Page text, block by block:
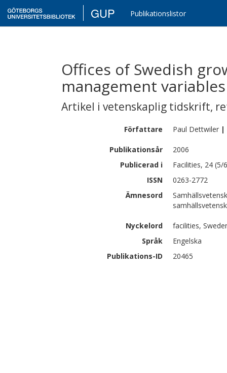
GUP Publikationslistor
Offices of Swedish
management variables
Artikel i vetenskaplig tidskrift,
Författare Paul Dettwiler |
Publikationsår
2006
Publicerad i
Facilities, 24 (5/
ISSN
0263-2772
Ämnesord
Nyckelord
facilities,
Språk
Engelska
Publikations-ID
20465